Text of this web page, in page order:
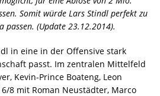
Somit würde Lars Stindl perfekt zu
passen. (Update 23.12.2014).
in eine in der Offensive stark
passt. Im zentralen Mittelfeld
Kevin-Prince Boateng, Leon
8 mit Roman Neustädter, Marco